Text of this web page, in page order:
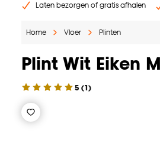
Laten bezorgen of gratis afhalen
Home Vloer Plinten
Plint Wit Eiken
5 (1)